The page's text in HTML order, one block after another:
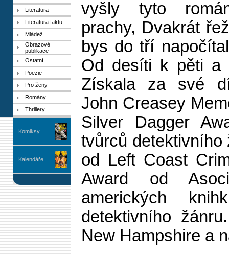
Literatura
Literatura faktu
Mládež
Obrazové
publikace
Ostatní
Poezie
Pro ženy
Romány
Thrillery
Komiksy
Kalendáře
vyšly tyto
prachy, Dvakrát
bys do tří
Od desíti k pěti a
Získala za své
John Creasey
Silver Dagger
tvůrců detektivního
od Left Coast
Award od
amerických
detektivního
New Hampshire a